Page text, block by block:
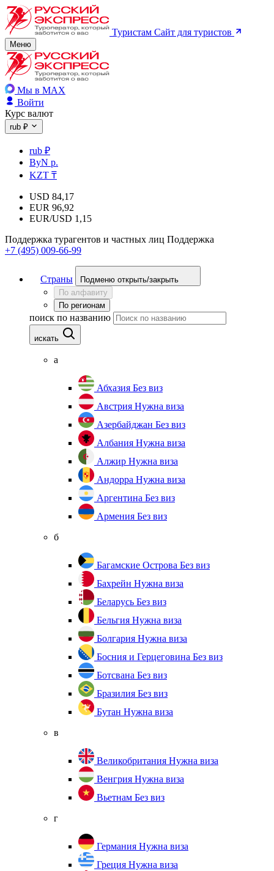
Туристам Сайт для туристов
Меню
Мы в MAX
Войти
Курс валют
rub ₽
rub ₽
ByN р.
KZT ₸
USD 84,17
EUR 96,92
EUR/USD 1,15
Поддержка турагентов и частных лиц Поддержка
+7 (495) 009-66-99
Страны
Подменю открыть/закрыть
По алфавиту
По регионам
поиск по названию
искать
а
Абхазия Без виз
Австрия Нужна виза
Азербайджан Без виз
Албания Нужна виза
Алжир Нужна виза
Андорра Нужна виза
Аргентина Без виз
Армения Без виз
б
Багамские Острова Без виз
Бахрейн Нужна виза
Беларусь Без виз
Бельгия Нужна виза
Болгария Нужна виза
Босния и Герцеговина Без виз
Ботсвана Без виз
Бразилия Без виз
Бутан Нужна виза
в
Великобритания Нужна виза
Венгрия Нужна виза
Вьетнам Без виз
г
Германия Нужна виза
Греция Нужна виза